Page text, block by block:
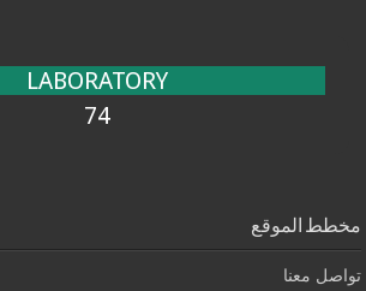
LABORATORY
74
مخطط الموقع
تواصل معنا